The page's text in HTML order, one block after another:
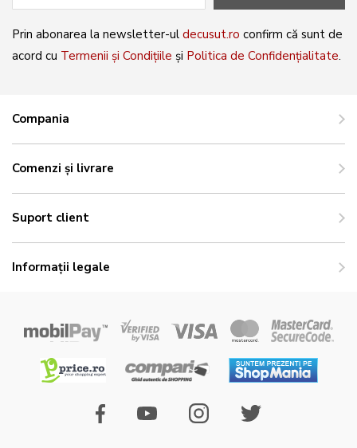
Prin abonarea la newsletter-ul decusut.ro confirm că sunt de
acord cu Termenii și Condițiile și Politica de Confidențialitate.
Compania
Comenzi și livrare
Suport client
Informații legale